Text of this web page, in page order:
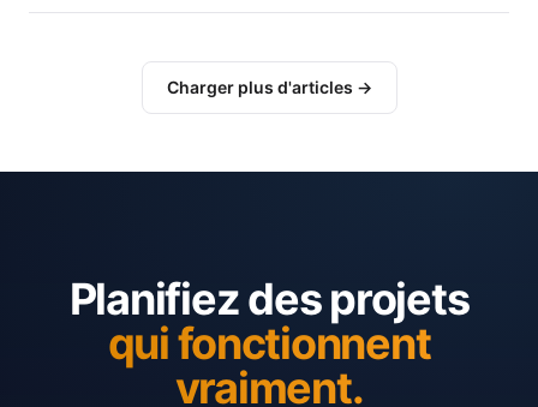
Charger plus d'articles →
Planifiez des projets
qui fonctionnent
vraiment.